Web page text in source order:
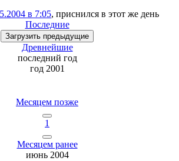
в 7:05, приснился в этот же день
Последние
Загрузить предыдущие
Древнейшие
последний год
год 2001
Месяцем позже
1
Месяцем ранее
июнь 2004